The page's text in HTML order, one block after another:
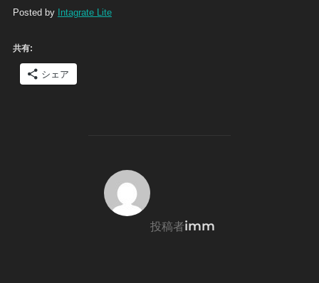
Posted by Intagrate Lite
共有:
シェア
投稿者
投稿者imm